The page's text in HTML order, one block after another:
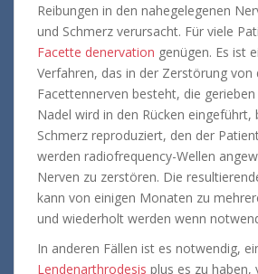
Reibungen in den nahegelegenen
und Schmerz verursacht. Für viele
Facette denervation genügen. Es ist
Verfahren, das in der Zerstörung von
Facettennerven besteht, die gerieben
Nadel wird in den Rücken eingeführt,
Schmerz reproduziert, den der
werden radiofrequency-Wellen
Nerven zu zerstören. Die
kann von einigen Monaten zu
und wiederholt werden wenn
In anderen Fällen ist es notwendig,
Lendenarthrodesis plus es zu haben,